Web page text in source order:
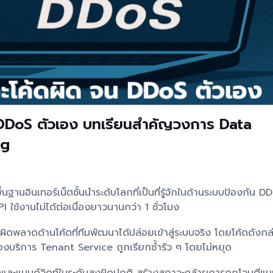
ตัวเอง บทเรียนสำคัญวงการ Data
นอินเทอร์เน็ตชั้นนำระดับโลกที่เป็นที่รู้จักในด้านระบบป้องกัน
ช้งานไม่ได้ต่อเนื่องยาวนานกว่า 1 ชั่วโมง
ดพลาดด้านโค้ดที่ทีมพัฒนาได้ปล่อยเข้าสู่ระบบจริง โดยโค้ดดังก
ริการ Tenant Service ถูกเรียกซ้ำรัว ๆ โดยไม่หยุด